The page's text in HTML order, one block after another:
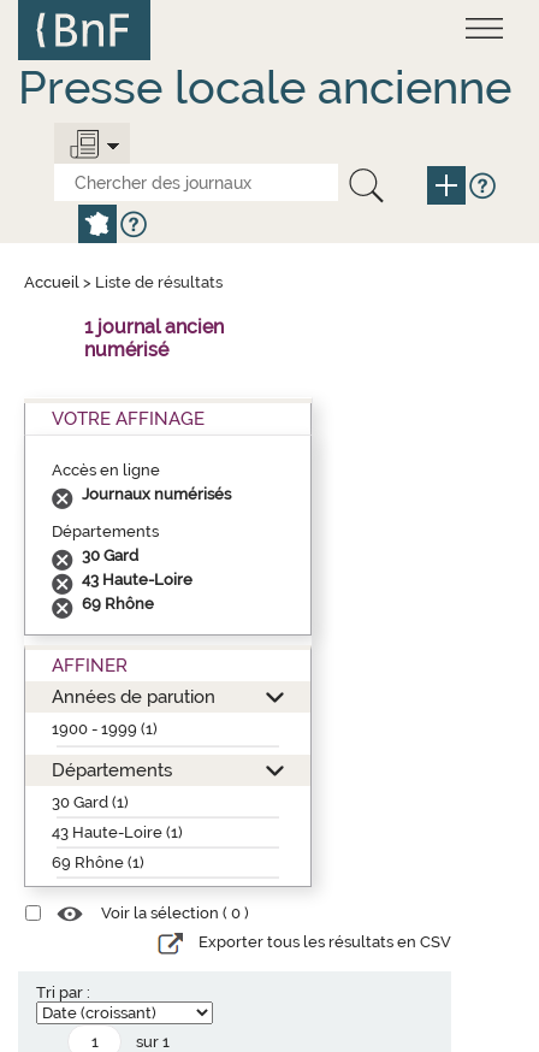
contenu
principal
Presse locale ancienne
Accueil > Liste de résultats
1 journal ancien
numérisé
VOTRE AFFINAGE
Accès en ligne
Journaux numérisés
Départements
30 Gard
43 Haute-Loire
69 Rhône
AFFINER
Années de parution
1900 - 1999 (1)
Départements
30 Gard (1)
43 Haute-Loire (1)
69 Rhône (1)
Voir la sélection ( 0 )
Exporter tous les résultats en CSV
Tri par :
sur 1
Panneau de gestion des cookies